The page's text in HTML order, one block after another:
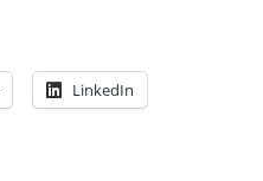
LinkedIn